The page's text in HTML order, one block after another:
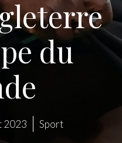
du
2023 Sport